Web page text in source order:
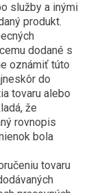
služby a inými
produkt.
dodané s
oznámiť túto
do
tovaru alebo
že
rovnopis
bola
tovaru